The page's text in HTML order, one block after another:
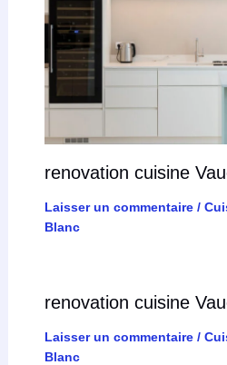
renovation cuisine
Laisser un commentaire /
Blanc
renovation cuisine
Laisser un commentaire /
Blanc